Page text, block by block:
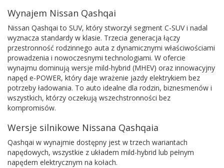
Wynajem Nissan Qashqai
Nissan Qashqai to SUV, który stworzył segment C-SUV i nadal
wyznacza standardy w klasie. Trzecia generacja łączy
przestronność rodzinnego auta z dynamicznymi właściwościami
prowadzenia i nowoczesnymi technologiami. W ofercie
wynajmu dominują wersje mild-hybrid (MHEV) oraz innowacyjny
napęd e-POWER, który daje wrażenie jazdy elektrykiem bez
potrzeby ładowania. To auto idealne dla rodzin, biznesmenów i
wszystkich, którzy oczekują wszechstronności bez
kompromisów.
Wersje silnikowe Nissana Qashqaia
Qashqai w wynajmie dostępny jest w trzech wariantach
napędowych, wszystkie z układem mild-hybrid lub pełnym
napędem elektrycznym na kołach.